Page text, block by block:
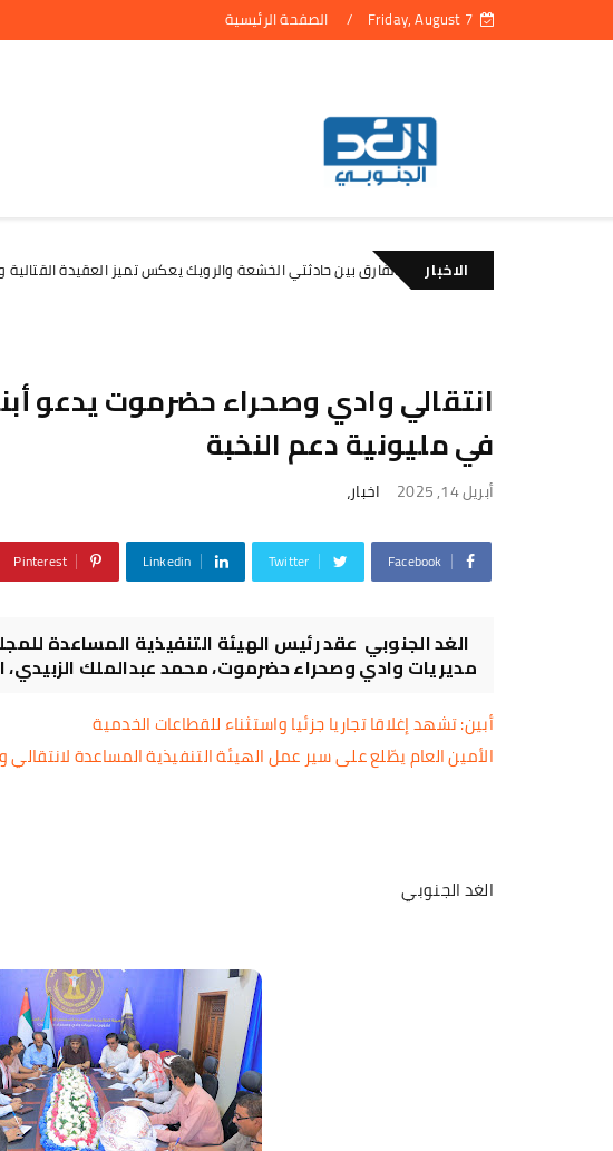
Friday, August 7 الصفحة الرئيسية
الاخبار
بن لسود: الفارق بين حادثتي الخشعة والرويك يعكس تميز العقيدة القتالية والثبات
انتقالي وادي وصحراء حضرموت يدعو
في مليونية دعم النخبة
أبريل 14, 2025 اخبار،
Facebook
Twitter
Linkedin
Pinterest
الغد الجنوبي عقد رئيس الهيئة التنفيذية المساعدة
مديريات وادي وصحراء حضرموت، محمد عبدالملك الزبيدي،
​أبين: تشهد إغلاقا تجاريا جزئيا واستثناء للقطاعات الخدمية
الأمين العام يطّلع على سير عمل الهيئة التنفيذية المساعدة
الغد الجنوبي